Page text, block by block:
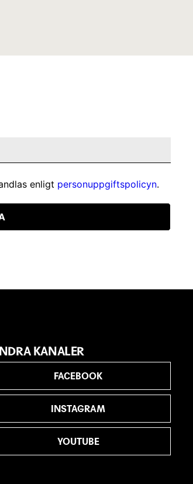
enligt personuppgiftspolicyn.
KANALER
FACEBOOK
INSTAGRAM
YOUTUBE